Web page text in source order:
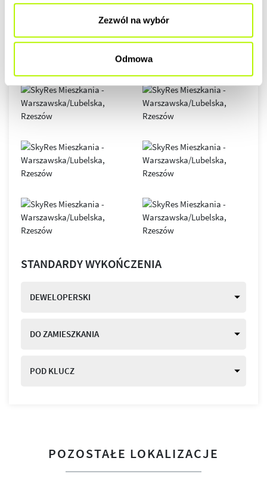
Zezwól na wybór
Odmowa
STANDARDY WYKOŃCZENIA
DEWELOPERSKI
DO ZAMIESZKANIA
POD KLUCZ
POZOSTAŁE LOKALIZACJE